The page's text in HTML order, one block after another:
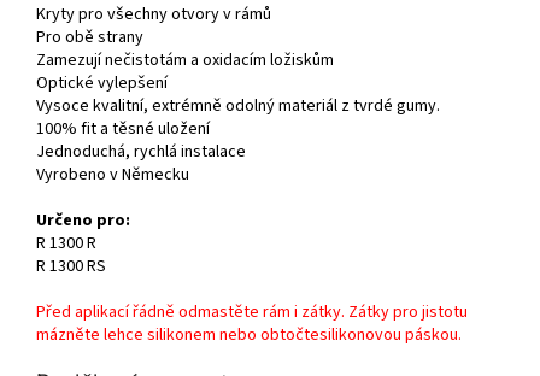
Kryty pro všechny otvory v rámů
Pro obě strany
Zamezují nečistotám a oxidacím ložiskům
Optické vylepšení
Vysoce kvalitní, extrémně odolný materiál z tvrdé gumy.
100% fit a těsné uložení
Jednoduchá, rychlá instalace
Vyrobeno v Německu
Určeno pro:
R 1300 R
R 1300 RS
Před aplikací řádně odmastěte rám i zátky. Zátky pro jistotu
mázněte lehce silikonem nebo obtočtesilikonovou páskou.